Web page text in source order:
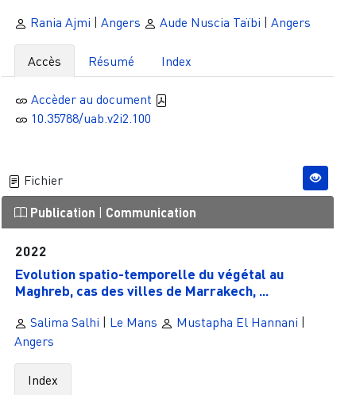
Rania Ajmi | Angers Aude Nuscia Taïbi | Angers
Accès Résumé Index
Accèder au document
10.35788/uab.v2i2.100
Fichier
Publication | Communication
2022
Evolution spatio-temporelle du végétal au
Maghreb, cas des villes de Marrakech, ...
Salima Salhi Le Mans Mustapha El Hannani
Angers
Index